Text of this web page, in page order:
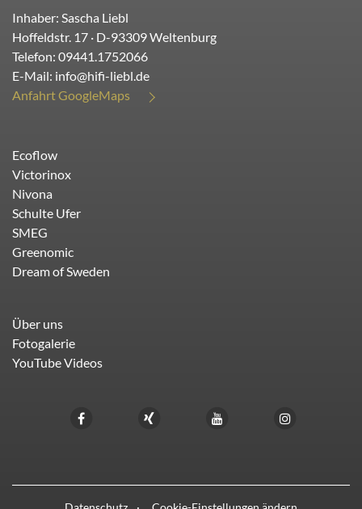
Inhaber: Sascha Liebl
Hoffeldstr. 17 · D-93309Weltenburg
Telefon: 09441.1752066
E-Mail: info@hifi-liebl.de
Anfahrt GoogleMaps
Ecoflow
Victorinox
Nivona
Schulte Ufer
SMEG
Greenomic
Dream of Sweden
Über uns
Fotogalerie
YouTube Videos